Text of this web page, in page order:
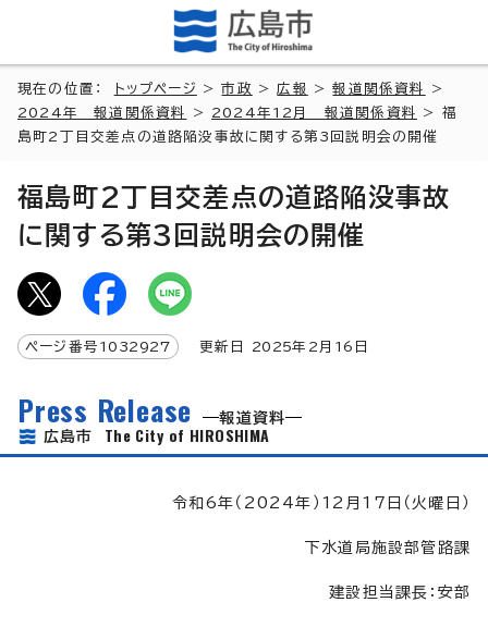
現在の位置： トップページ >市政 >広報 >報道関係資料
>
2024年 報道関係資料
> 2024年12月 報道関係資料
> 福
島町2丁目交差点の道路陥没事故に関する第3回説明会の開催
福島町2丁目交差点の道路陥没事故
に関する第3回説明会の開催
ページ番号 1032927 更新日 2025年2月 16 日
Press Release
報道資料
広島市 The City of HIROSHIMA
令和6年（2024年）12月17日（火曜日）
下水道局施設部管路課
建設担当課長：安部